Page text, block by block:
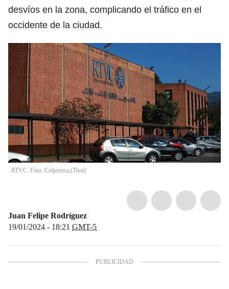
desvíos en la zona, complicando el tráfico en el
occidente de la ciudad.
RTVC. Foto: Colprensa.(Thot)
Juan Felipe Rodríguez
19/01/2024 - 18:21 GMT-5